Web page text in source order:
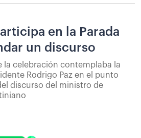
en la Parada
un discurso
la celebración contemplaba la
Rodrigo Paz en el punto
discurso del ministro de